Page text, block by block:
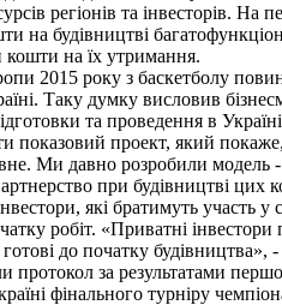
регіонів та інвесторів. На
на будівництві
на їх утримання.
2015 року з баскетболу
Таку думку висловив
та проведення в
показовий проект, який
Ми давно розробили модель
при будівництві цих
які братимуть участь у
робіт. «Приватні
до початку будівництва»,
протокол за результатами
фінального турніру